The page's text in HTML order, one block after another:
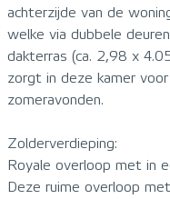
achterzijde van de
welke via dubbele
dakterras (ca. 2,98 x
zorgt in deze kamer
zomeravonden.
Zolderverdieping:
Royale overloop met in
Deze ruime overloop